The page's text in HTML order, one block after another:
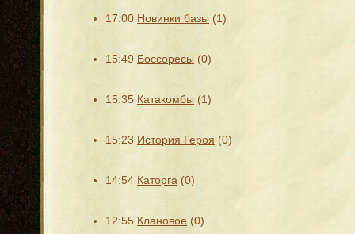
17:00 Новинки базы (1)
15:49 Боссоресы (0)
15:35 Катакомбы (1)
15:23 История Героя (0)
14:54 Каторга (0)
12:55 Клановое (0)